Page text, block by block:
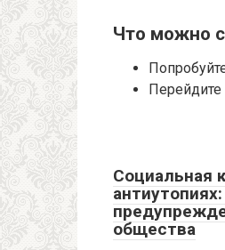
Что можно
Перейдите
Социальная
общества